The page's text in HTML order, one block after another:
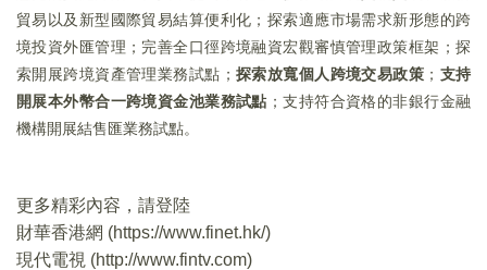
貿易以及新型國際貿易結算便利化；探索適應市場需求新形態的跨
境投資外匯管理；完善全口徑跨境融資宏觀審慎管理政策框架；探
索開展跨境資產管理業務試點； 探索放寬個人跨境交易政策 ； 支持
開展本外幣合一跨境資金池業務試點 ；支持符合資格的非銀行金融
機構開展結售匯業務試點。
更多精彩內容，請登陸
財華香港網 (https://www.finet.hk/)
現代電視 (http://www.fintv.com)